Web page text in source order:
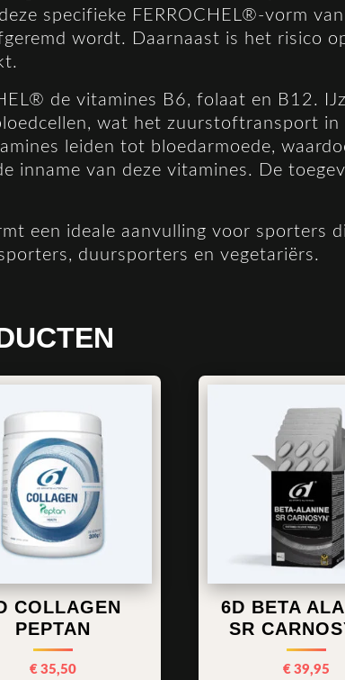
specifieke FERROCHEL®-vorm
wordt. Daarnaast is het risico
de vitamines B6, folaat en B12.
wat het zuurstoftransport
leiden tot bloedarmoede,
inname van deze vitamines. De
een ideale aanvulling voor sporters
duursporters en vegetariërs.
COLLAGEN
PEPTAN
€35,50
6D BETA
SR
€39,95